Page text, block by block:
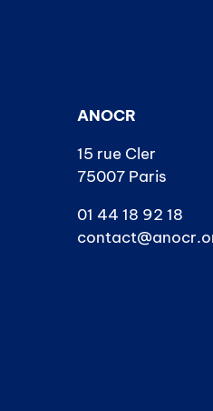
ANOCR
15 rue Cler
75007 Paris
01 44 18 92 18